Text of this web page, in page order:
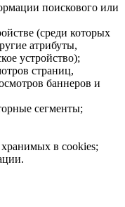
поискового или
(среди которых
атрибуты,
устройство);
страниц,
баннеров и
сегменты;
хранимых в cookies;